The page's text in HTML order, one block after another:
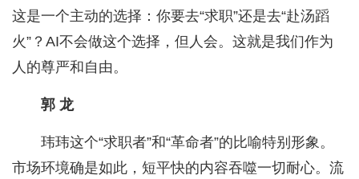
这是一个主动的选择：你要去“求职”还是去“赴汤蹈
火”？AI不会做这个选择，但人会。这就是我们作为
人的尊严和自由。
郭 龙
玮玮这个“求职者”和“革命者”的比喻特别形象。
市场环境确是如此，短平快的内容吞噬一切耐心。流